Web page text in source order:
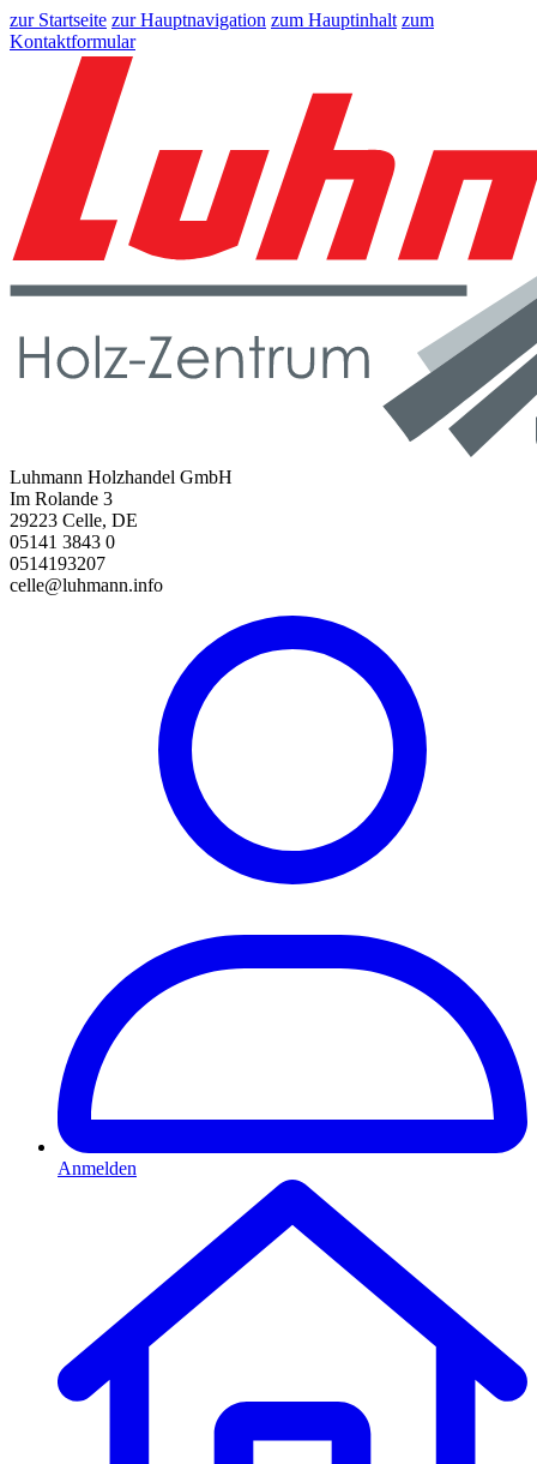
zur Startseite zur Hauptnavigation zum Hauptinhalt zum
Kontaktformular
Luhmann Holzhandel GmbH
Im Rolande 3
29223 Celle, DE
05141 3843 0
0514193207
celle@luhmann.info
Anmelden